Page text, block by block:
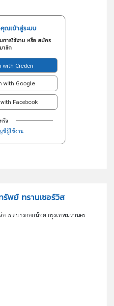
ณเข้าสู่ระบบ
การใช้งาน หรือ สมัคร
าชิก
with Creden
with Google
Facebook
หรือ
ชีผู้ใช้งาน
พย์ ทรานเซอร์วิส
เขตบางกอกน้อย กรุงเทพมหานคร